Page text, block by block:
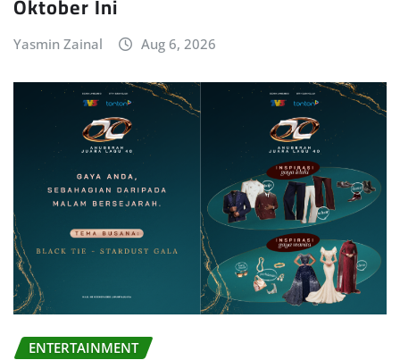
Yasmin Zainal Aug 6, 2026
ENTERTAINMENT